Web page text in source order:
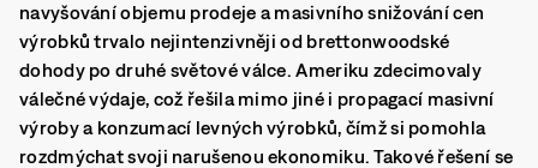
navyšování objemu prodeje a masivního snižování cen
výrobků trvalo nejintenzivněji od brettonwoodské
dohody po druhé světové válce. Ameriku zdecimovaly
válečné výdaje, což řešila mimo jiné i propagací masivní
výroby a konzumací levných výrobků, čímž si pomohla
rozdmýchat svoji narušenou ekonomiku. Takové řešení se